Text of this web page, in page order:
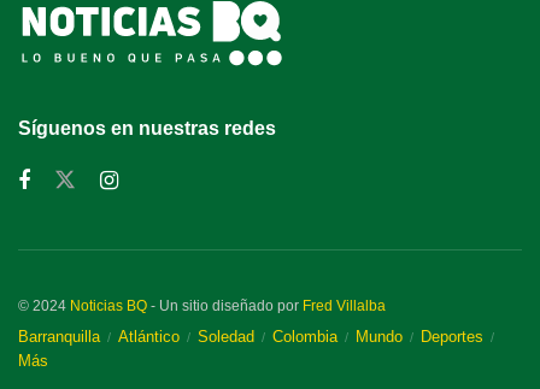
Síguenos en nuestras redes
© 2024 Noticias BQ - Un sitio diseñado por Fred Villalba
Barranquilla Atlántico Soledad Colombia Mundo
Deportes
Más